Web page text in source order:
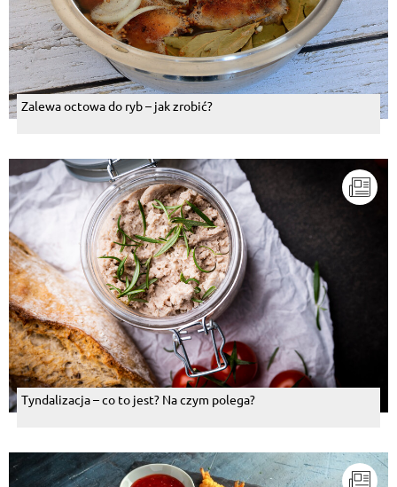
Zalewa octowa do ryb – jak zrobić?
Tyndalizacja – co to jest? Na czym polega?